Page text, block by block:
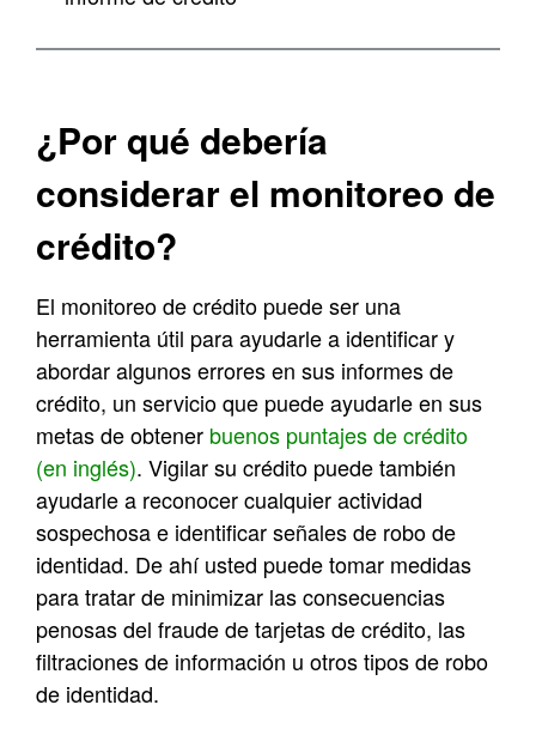
¿Por qué debería
considerar el monitoreo de
crédito?
El monitoreo de crédito puede ser una
herramienta útil para ayudarle a identificar y
abordar algunos errores en sus informes de
crédito, un servicio que puede ayudarle en sus
metas de obtener buenos puntajes de crédito
(en inglés). Vigilar su crédito puede también
ayudarle a reconocer cualquier actividad
sospechosa e identificar señales de robo de
identidad. De ahí usted puede tomar medidas
para tratar de minimizar las consecuencias
penosas del fraude de tarjetas de crédito, las
filtraciones de información u otros tipos de robo
de identidad.